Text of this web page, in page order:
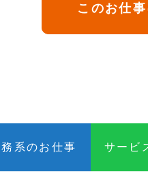
このお仕
系のお仕事 サービ